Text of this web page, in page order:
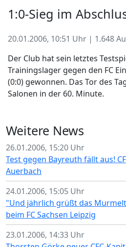
1:0-Sieg im
20.01.2006, 10:51 Uhr | 1.648
Der Club hat sein letztes
Trainingslager gegen den FC
(0:0) gewonnen. Das Tor des
Salonen in der 60. Minute.
Weitere News
26.01.2006, 15:20 Uhr
Test gegen Bayreuth fällt aus!
Auerbach
24.01.2006, 15:05 Uhr
"Und jährlich grüßt das
beim FC Sachsen Leipzig
23.01.2006, 14:33 Uhr